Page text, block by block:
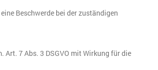
Beschwerde bei der zuständigen
Art. 7 Abs. 3 DSGVO mit Wirkung für die